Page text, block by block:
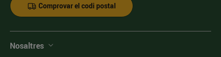
Comprovar el codi postal
Nosaltres